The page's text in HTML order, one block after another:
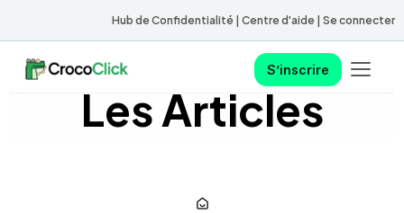
Hub de Confidentialité Centre d'aide Se connecter
S’inscrire
S’inscrire
Les Articles